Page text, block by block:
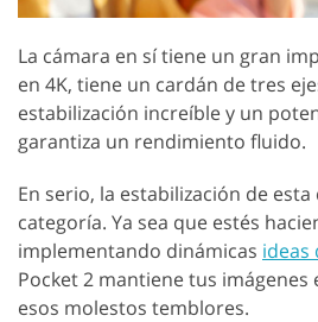
La cámara en sí tiene un gran
en 4K, tiene un cardán de tres
estabilización increíble y un
garantiza un rendimiento fluido.
En serio, la estabilización de
categoría. Ya sea que estés
implementando dinámicas ideas
Pocket 2 mantiene tus imágenes
esos molestos temblores.